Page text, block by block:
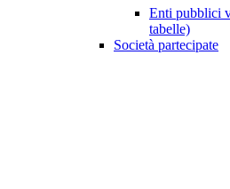
Enti pubblici
tabelle)
Società partecipate